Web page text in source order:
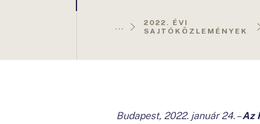
...
2022. ÉVI
SAJTÓKÖZLEMÉNYEK
Budapest, 2022. január 24. –Az